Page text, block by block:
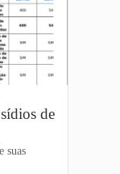
de
suas